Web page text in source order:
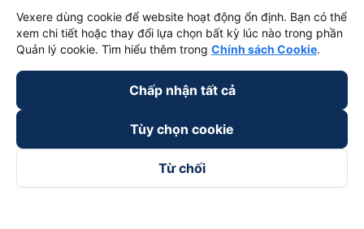
keyboard_arrow_down
Trở thành đối tác
Vexere dùng cookie để website hoạt động ổn định. Bạn có thể
xem chi tiết hoặc thay đổi lựa chọn bất kỳ lúc nào trong phần
Quản lý cookie. Tìm hiểu thêm trong Chính sách Cookie.
Chấp nhận tất cả
Tùy chọn cookie
Từ chối